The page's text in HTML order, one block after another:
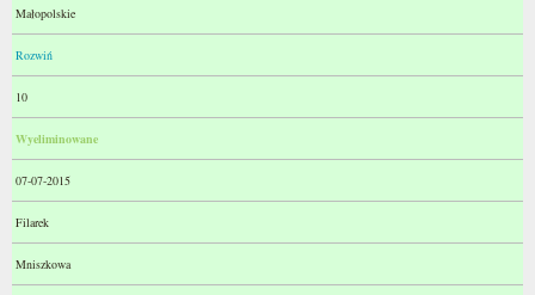
Małopolskie
Rozwiń
10
Wyeliminowane
07-07-2015
Filarek
Mniszkowa